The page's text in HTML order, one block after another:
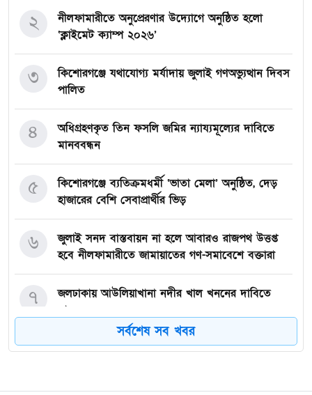
নীলফামারীতে অনুপ্রেরণার উদ্যোগে অনুষ্ঠিত হলো
‘ক্লাইমেট ক্যাম্প ২০২৬’
২
কিশোরগঞ্জে যথাযোগ্য মর্যাদায় জুলাই গণঅভ্যুত্থান দিবস
পালিত
৩
অধিগ্রহণকৃত তিন ফসলি জমির ন্যায্যমূল্যের দাবিতে
মানববন্ধন
৪
কিশোরগঞ্জে ব্যতিক্রমধর্মী ‘ভাতা মেলা’ অনুষ্ঠিত, দেড়
হাজারের বেশি সেবাপ্রার্থীর ভিড়
৫
জুলাই সনদ বাস্তবায়ন না হলে আবারও রাজপথ উত্তপ্ত
হবে নীলফামারীতে জামায়াতের গণ-সমাবেশে বক্তারা
৬
জলঢাকায় আউলিয়াখানা নদীর খাল খননের দাবিতে
মানববন্ধন
৭
দেবীগঞ্জ ইকরা মডেল মাদ্রাসার দুই শিক্ষার্থীর হিফজ
৮
সর্বশেষ সব খবর